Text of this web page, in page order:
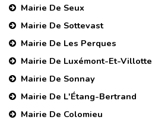
Mairie De Seux
Mairie De Sottevast
Mairie De Les Perques
Mairie De Luxémont-Et-Villotte
Mairie De Sonnay
Mairie De L'Étang-Bertrand
Mairie De Colomieu